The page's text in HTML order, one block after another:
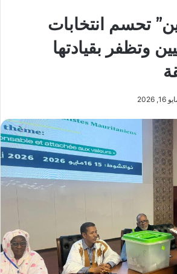
تحسم انتخابات
وتظفر بقيادتها
16, 2026